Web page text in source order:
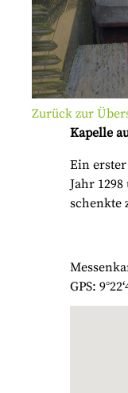
Zurück zur
Kapelle
Ein erster
Jahr
schenkte
GPS: